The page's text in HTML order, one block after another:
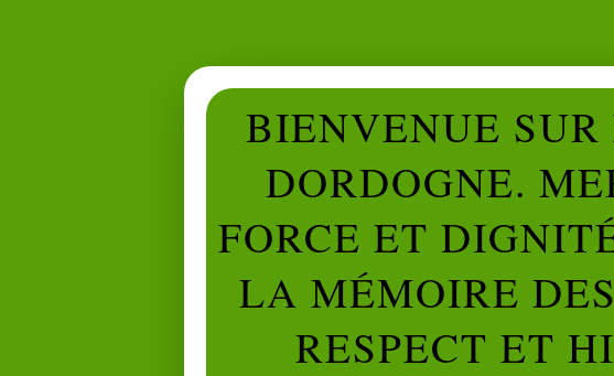
BIENVENUE
DORDOGNE.
FORCE ET
LA MÉMOIRE
RESPECT ET